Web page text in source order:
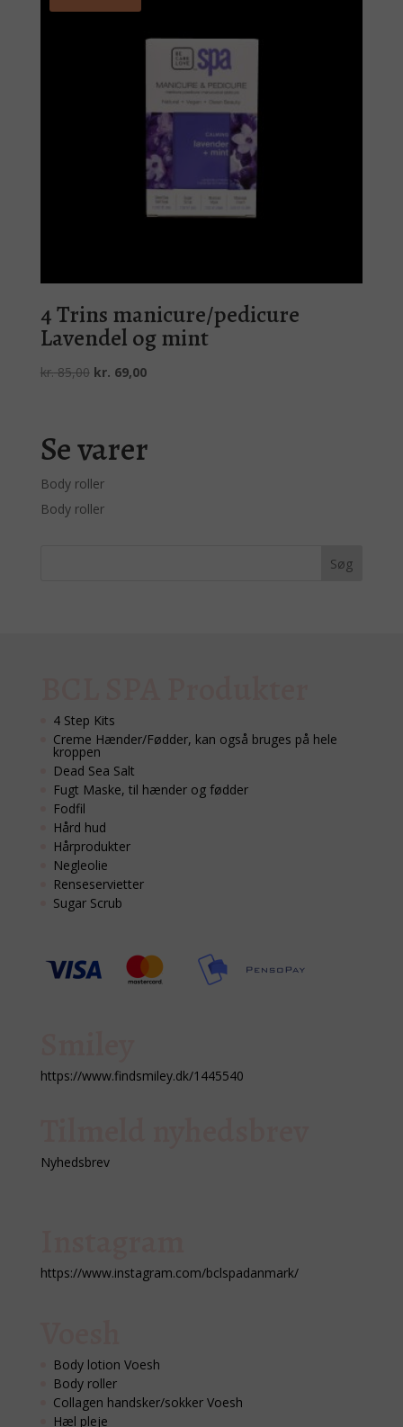
4 Trins manicure/pedicure
Lavendel og mint
kr.85,00 Den
kr. 85,00.
kr. 69,00Den
kr. 69,00.
Se varer
Body roller
Body roller
4 Step Kits
Creme Hænder/Fødder, kan også bruges på hele
kroppen
Dead Sea Salt
Fugt Maske, til hænder og fødder
Fodfil
Hård hud
Hårprodukter
Negleolie
Renseservietter
Sugar Scrub
https://www.findsmiley.dk/1445540
Nyhedsbrev
https://www.instagram.com/bclspadanmark/
Body lotion Voesh
Body roller
Collagen handsker/sokker Voesh
Hæl pleje